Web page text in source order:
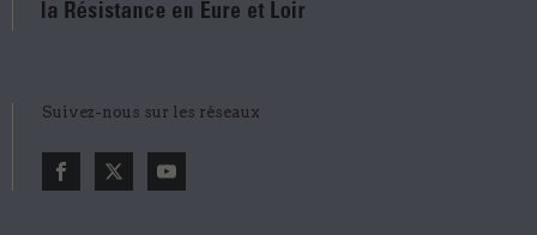
Suivez-nous sur les réseaux